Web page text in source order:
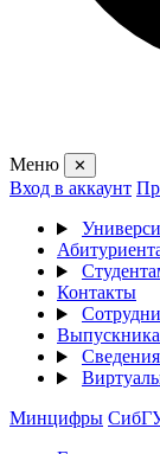
Меню ✕
Вход в аккаунт
Контакты
Минцифры